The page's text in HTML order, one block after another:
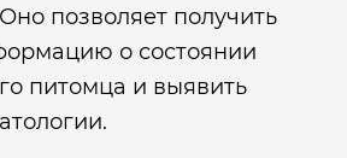
позволяет получить
о состоянии
питомца и выявить